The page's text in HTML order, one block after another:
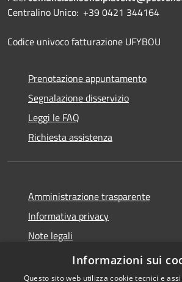
Centralino Unico: +39 0421 344164
Codice univoco fatturazione UFYBOU
Prenotazione appuntamento
Segnalazione disservizio
Leggi le FAQ
Richiesta assistenza
Amministrazione trasparente
Informativa privacy
Note legali
Dichiarazione di accessibilità
Informazioni sui
Questo sito web utilizza cookie tecnici e